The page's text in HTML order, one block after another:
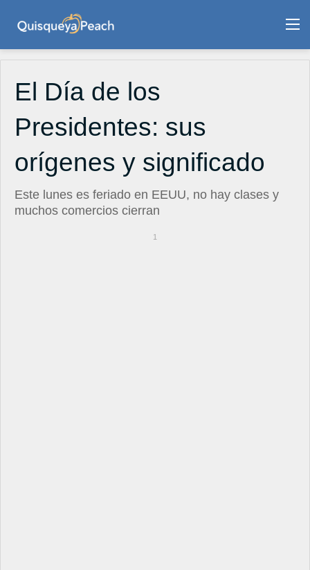
El Día de los
Presidentes: sus
orígenes y significado
Este lunes es feriado en EEUU, no hay clases y
muchos comercios cierran
1